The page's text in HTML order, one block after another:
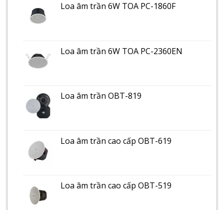
Loa âm trần 6W TOA PC-1860F
Loa âm trần 6W TOA PC-2360EN
Loa âm trần OBT-819
Loa âm trần cao cấp OBT-619
Loa âm trần cao cấp OBT-519